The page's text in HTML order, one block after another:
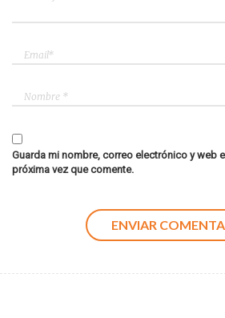
Guarda mi nombre, correo electrónico y web
próxima vez que comente.